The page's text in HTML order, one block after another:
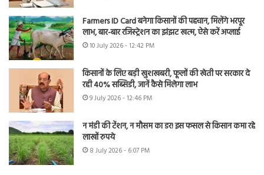
Farmers ID Card बनेगा किसानों की पहचान, मिलेंगे भरपूर
लाभ, बार-बार रजिस्ट्रेशन का झंझट खत्म, ऐसे करें अप्लाई
10 July 2026 - 12:42 PM
किसानों के लिए बड़ी खुशखबरी, फूलों की खेती पर सरकार दे
रही 40% सब्सिडी, जानें कैसे मिलेगा लाभ
9 July 2026 - 12:46 PM
न मंडी की टेंशन, न मौसम का डर! इस फसल से किसान कमा रहे
लाखों रुपये
8 July 2026 - 6:07 PM